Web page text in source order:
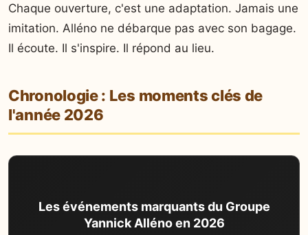
Chaque ouverture, c'est une adaptation. Jamais une
imitation. Alléno ne débarque pas avec son bagage.
Il écoute. Il s'inspire. Il répond au lieu.
Chronologie : Les moments clés de
l'année 2026
Les événements marquants du Groupe
Yannick Alléno en 2026